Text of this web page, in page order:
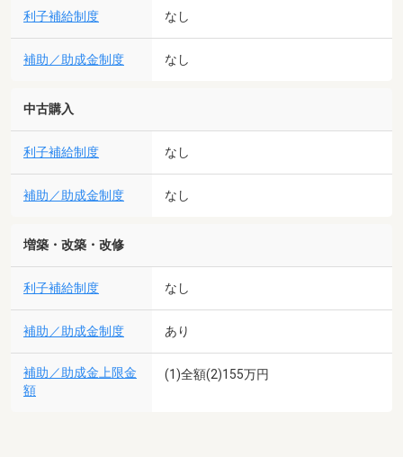
利子補給制度 なし
補助／助成金制度 なし
中古購入
利子補給制度 なし
補助／助成金制度 なし
増築・改築・改修
利子補給制度 なし
補助／助成金制度 あり
補助／助成金上限金
額
(1)全額(2)155万円